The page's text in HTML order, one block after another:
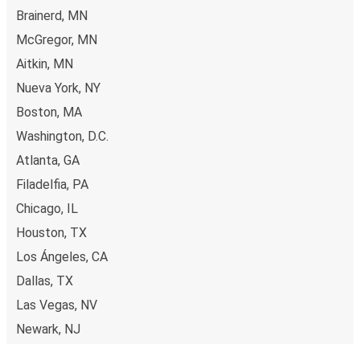
Brainerd, MN
McGregor, MN
Aitkin, MN
Nueva York, NY
Boston, MA
Washington, D.C.
Atlanta, GA
Filadelfia, PA
Chicago, IL
Houston, TX
Los Ángeles, CA
Dallas, TX
Las Vegas, NV
Newark, NJ